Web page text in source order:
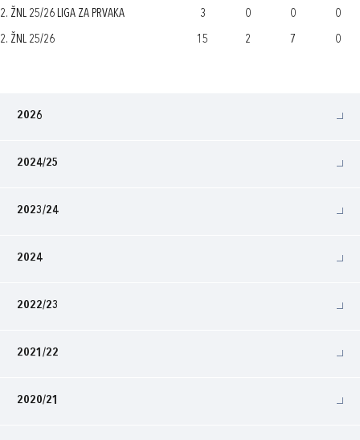
2. ŽNL 25/26 LIGA ZA PRVAKA 3 0 0 0
2. ŽNL 25/26 15 2 7 0
2026
2024/25
2023/24
2024
2022/23
2021/22
2020/21